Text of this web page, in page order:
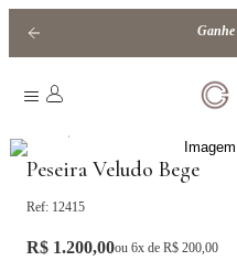
Ganhe
Peseira Veludo Bege
Ref: 12415
R$ 1.200,00ou 6x de R$ 200,00